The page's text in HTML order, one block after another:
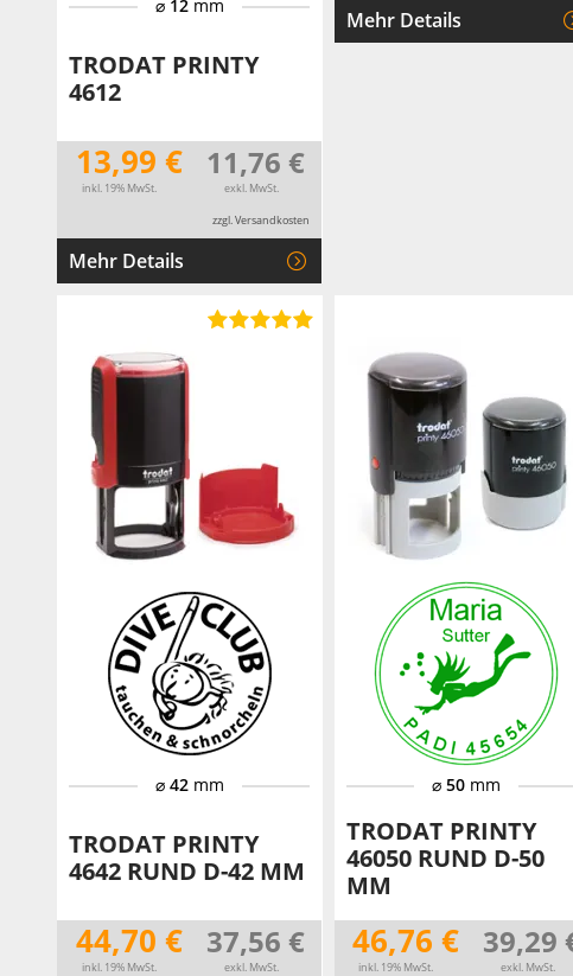
⌀ 12mm
TRODAT PRINTY
4612
13,99 €
inkl. 19% MwSt.
11,76 €
exkl. MwSt.
zzgl. Versandkosten
Mehr Details
Mehr Details
⌀ 42mm
TRODAT PRINTY
4642 RUND D-42 MM
44,70 €
inkl. 19% MwSt.
37,56 €
exkl. MwSt.
⌀ 50 mm
TRODAT PRINTY
46050 RUND D-50
MM
46,76 €
inkl. 19% MwSt.
39,29
exkl. MwSt.